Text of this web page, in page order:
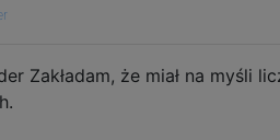
Zakładam, że miał na myśli